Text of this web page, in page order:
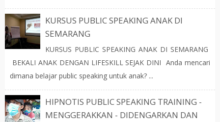
KURSUS PUBLIC SPEAKING ANAK DI
SEMARANG
KURSUS PUBLIC SPEAKING ANAK DI SEMARANG
BEKALI ANAK DENGAN LIFESKILL SEJAK DINI Anda mencari
dimana belajar public speaking untuk anak? ...
HIPNOTIS PUBLIC SPEAKING TRAINING -
MENGGERAKKAN - DIDENGARKAN DAN